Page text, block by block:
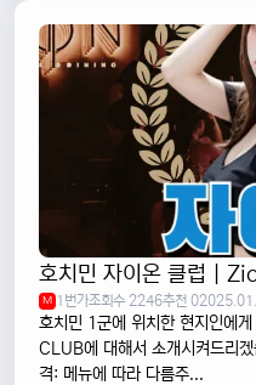
M 1번가조회수 2246추천 0
호치민 1군에 위치한 현지인에
CLUB에 대해서 소개시켜드리
격: 메뉴에 따라 다름주...